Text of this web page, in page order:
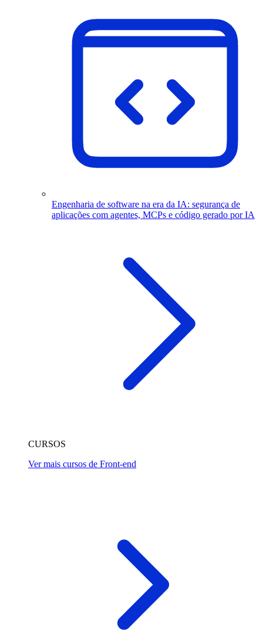
Engenharia de software na era da IA: segurança de
aplicações com agentes, MCPs e código gerado por IA
CURSOS
Ver mais cursos de Front-end